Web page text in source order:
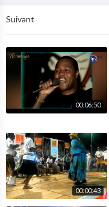
Suivant
00:06:50
00:00:43